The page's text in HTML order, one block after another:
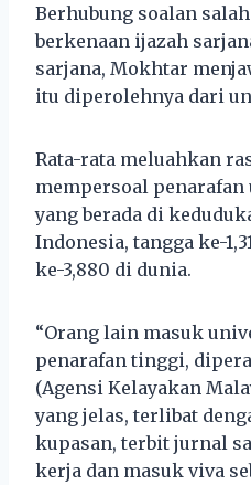
Berhubung soalan
berkenaan ijazah
sarjana, Mokhtar
itu diperolehnya dari
Rata-rata meluahkan
mempersoal
yang berada di
Indonesia, tangga ke-
ke-3,880 di dunia.
“Orang lain masuk
penarafan tinggi,
(Agensi Kelayakan
yang jelas, terlibat
kupasan, terbit jurnal
kerja dan masuk viva